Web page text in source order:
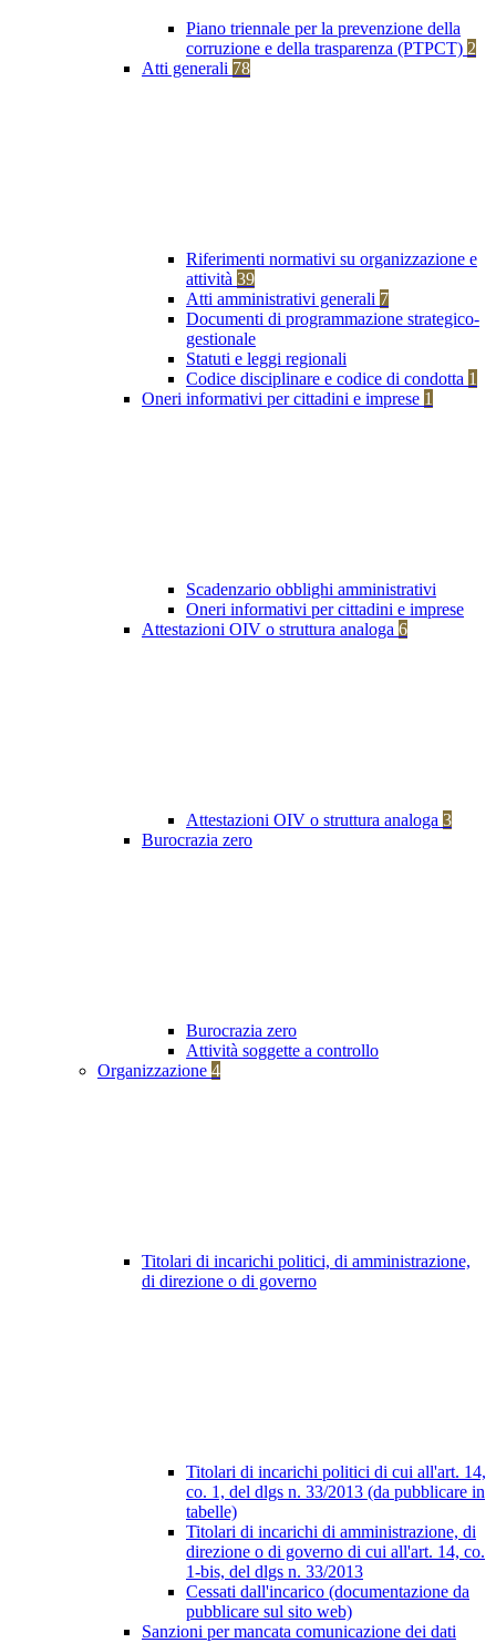
Piano triennale per la prevenzione della
corruzione e della trasparenza (PTPCT) 2
Atti generali 78
Riferimenti normativi su organizzazione e
attività 39
Atti amministrativi generali 7
Documenti di programmazione strategico-
gestionale
Statuti e leggi regionali
Codice disciplinare e codice di condotta 1
Oneri informativi per cittadini e imprese 1
Scadenzario obblighi amministrativi
Oneri informativi per cittadini e imprese
Attestazioni OIV o struttura analoga 6
Attestazioni OIV o struttura analoga 3
Burocrazia zero
Burocrazia zero
Attività soggette a controllo
Organizzazione 4
Titolari di incarichi politici, di amministrazione,
di direzione o di governo
Titolari di incarichi politici di cui all'art. 14,
co. 1, del dlgs n. 33/2013 (da pubblicare in
tabelle)
Titolari di incarichi di amministrazione, di
direzione o di governo di cui all'art. 14, co.
1-bis, del dlgs n. 33/2013
Cessati dall'incarico (documentazione da
pubblicare sul sito web)
Sanzioni per mancata comunicazione dei dati